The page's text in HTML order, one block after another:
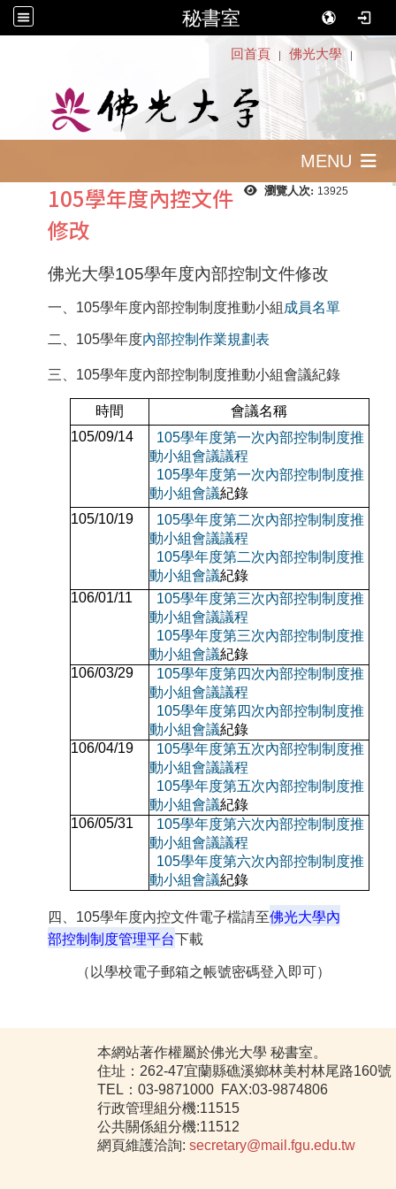
秘書室
回首頁 ｜ 佛光大學 ｜
MENU
瀏覽人次: 13925
105學年度內控文件
修改
佛光大學105學年度內部控制文件修改
一、 105學年度內部控制制度推動小組 成員名單
二、 105學年度內部控制作業規劃表
三 105學年度內部控制制度推動小組會議紀錄
時間
會議名稱
105/09/14
105學年度第一次內部控制制度推
動小組會議議程
105學年度第一次內部控制制度推
動小組會議紀錄
105/10/19
105學年度第二次內部控制制度推
動小組會議議程
105學年度第二次內部控制制度推
動小組會議紀錄
106/01/11
105學年度第三次內部控制制度推
動小組會議議程
105學年度第三次內部控制制度推
動小組會議紀錄
106/03/29
105學年度第四次內部控制制度推
動小組會議議程
105學年度第四次內部控制制度推
動小組會議紀錄
106/04/19
105學年度第五次內部控制制度推
動小組會議議程
105學年度第五次內部控制制度推
動小組會議紀錄
106/05/31
105學年度第六次內部控制制度推
動小組會議議程
105學年度第六次內部控制制度推
動小組會議紀錄
四、 105學年度內控文件電子檔請至佛光大學內
部控制制度管理平台下載
（以學校電子郵箱之帳號密碼登入即可）
本網站著作權屬於佛光大學 秘書室。
住址：262-47宜蘭縣礁溪鄉林美村林尾路160號
TEL：03-9871000 FAX:03-9874806
行政管理組分機:11515
公共關係組分機:11512
網頁維護洽詢: secretary@mail.fgu.edu.tw